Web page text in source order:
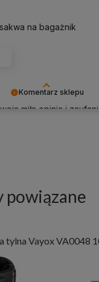
Komentarz sklepu
miła opinia i
na bagażnik
powiązane
tylna Vayox VA0048